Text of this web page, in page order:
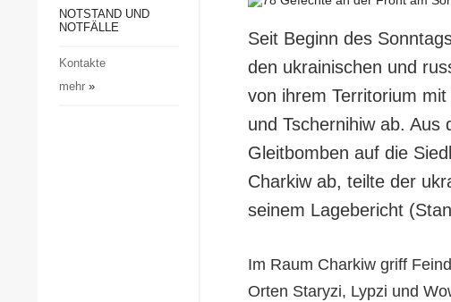
Gesellschaft und Kultur
Notstand und Notfälle
NOTSTAND UND
NOTFÄLLE
Kontakte
mehr»
Seit Beginn des
den ukrainischen und
von ihrem Territorium
und Tschernihiw ab. Aus
Gleitbomben auf die
Charkiw ab, teilte der
seinem Lagebericht
Im Raum Charkiw griff
Orten Staryzi, Lypzi und